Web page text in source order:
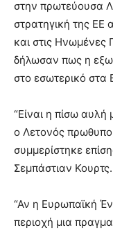
στην πρωτεύουσα
στρατηγική της ΕΕ
και στις Ηνωμένες
δήλωσαν πως η
στο εσωτερικό στα
“Είναι η πίσω
ο Λετονός
συμμερίστηκε
Σεμπάστιαν Κουρτς.
“Αν η Ευρωπαϊκή
περιοχή μια